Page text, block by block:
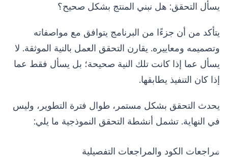
يسأل التحقق: هل نبني المنتج بشكل صحيح؟
يتأكد من أن جزءًا من البرنامج يتوافق مع مواصفاته
وتصميمه ومعاييره. يقارن التحقق العمل بالنية الموثقة. لا
يسأل عما إذا كانت تلك النية صحيحة؛ بل يسأل فقط عما
إذا كان التنفيذ يطابقها.
يحدث التحقق بشكل مستمر، طوال فترة التطوير، وليس
في النهاية. تشمل أنشطة التحقق النموذجية ما يلي:
مراجعات الكود والمراجعات التفصيلية